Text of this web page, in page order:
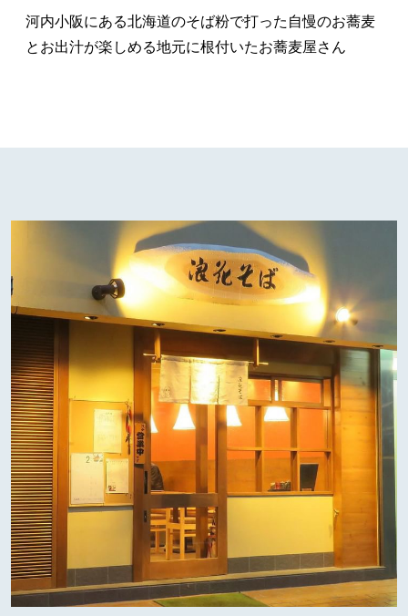
河内小阪にある北海道のそば粉で打った自慢のお蕎麦
とお出汁が楽しめる地元に根付いたお蕎麦屋さん